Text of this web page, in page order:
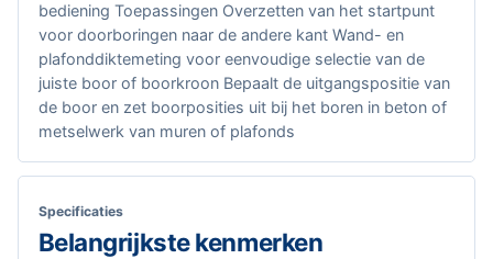
bediening Toepassingen Overzetten van het startpunt
voor doorboringen naar de andere kant Wand- en
plafonddiktemeting voor eenvoudige selectie van de
juiste boor of boorkroon Bepaalt de uitgangspositie van
de boor en zet boorposities uit bij het boren in beton of
metselwerk van muren of plafonds
Specificaties
Belangrijkste kenmerken